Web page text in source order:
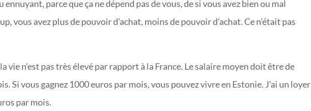
ennuyant, parce que ça ne dépend pas de vous, de si vous avez bien ou mal
vous avez plus de pouvoir d’achat, moins de pouvoir d’achat. Ce n’était pas
vie n’est pas très élevé par rapport à la France. Le salaire moyen doit être de
Si vous gagnez 1000 euros par mois, vous pouvez vivre en Estonie. J’ai un loyer
par mois.